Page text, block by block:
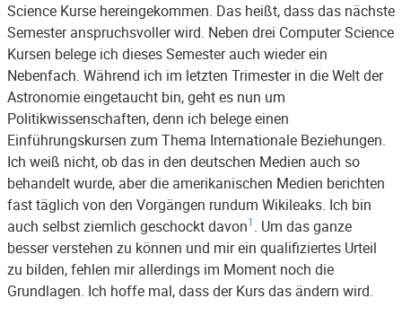
Science Kurse hereingekommen. Das heißt, dass das nächste
Semester anspruchsvoller wird. Neben drei Computer Science
Kursen belege ich dieses Semester auch wieder ein
Nebenfach. Während ich im letzten Trimester in die Welt der
Astronomie eingetaucht bin, geht es nun um
Politikwissenschaften, denn ich belege einen
Einführungskursen zum Thema Internationale Beziehungen.
Ich weiß nicht, ob das in den deutschen Medien auch so
behandelt wurde, aber die amerikanischen Medien berichten
fast täglich von den Vorgängen rundum Wikileaks. Ich bin
auch selbst ziemlich geschockt davon1. Um das ganze
besser verstehen zu können und mir ein qualifiziertes Urteil
zu bilden, fehlen mir allerdings im Moment noch die
Grundlagen. Ich hoffe mal, dass der Kurs das ändern wird.